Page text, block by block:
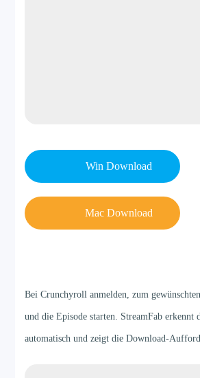
Win Download
Mac Download
Bei Crunchyroll anmelden, zum
und die Episode starten. StreamFab erkennt
automatisch und zeigt die Download-